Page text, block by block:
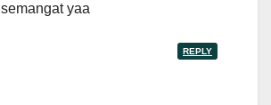
semangat yaa
REPLY